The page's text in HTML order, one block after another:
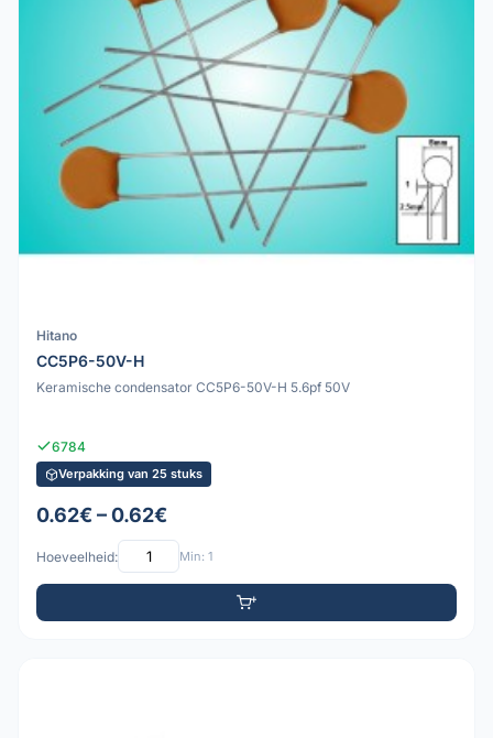
Hitano
CC5P6-50V-H
Keramische condensator CC5P6-50V-H 5.6pf 50V
6784
Verpakking van 25 stuks
0.62€ – 0.62€
Hoeveelheid: Min: 1